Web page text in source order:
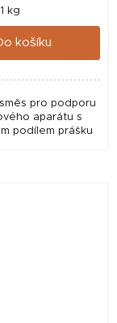
kg
košíku
pro podporu
aparátu s
podílem prášku